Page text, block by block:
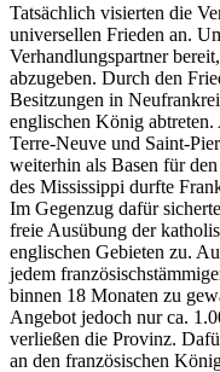
Tatsächlich visierten die
universellen Frieden an.
Verhandlungspartner
abzugeben. Durch den
Besitzungen in
englischen König
Terre-Neuve und Saint-
weiterhin als Basen für
des Mississippi durfte
Im Gegenzug dafür sicherte
freie Ausübung der
englischen Gebieten zu.
jedem
binnen 18 Monaten zu
Angebot jedoch nur ca.
verließen die Provinz.
an den französischen